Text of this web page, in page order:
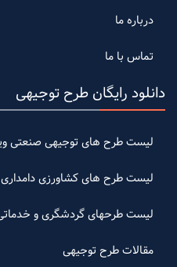
درباره ما
تماس با ما
دانلود رایگان طرح توجیهی
لیست طرح های توجیهی صنعتی
لیست طرح های کشاورزی دامداری
لیست طرحهای گردشگری و
مقالات طرح توجیهی